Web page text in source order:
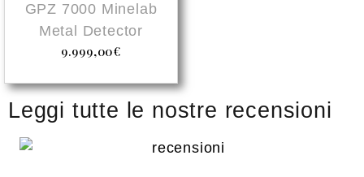
GPZ 7000 Minelab
Metal Detector
9.999,00€
Leggi tutte le nostre recensioni